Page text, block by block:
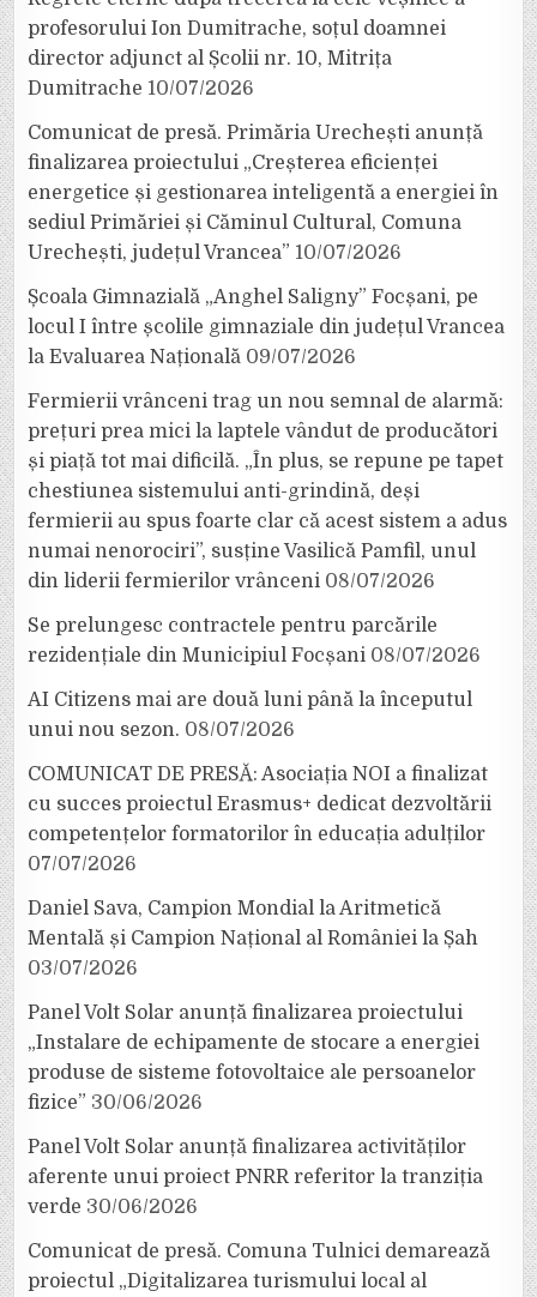
profesorului Ion Dumitrache, soțul doamnei
director adjunct al Școlii nr. 10, Mitrița
Dumitrache 10/07/2026
Comunicat de presă. Primăria Urechești anunță
finalizarea proiectului „Creșterea eficienței
energetice și gestionarea inteligentă a energiei în
sediul Primăriei și Căminul Cultural, Comuna
Urechești, județul Vrancea” 10/07/2026
Școala Gimnazială „Anghel Saligny” Focșani, pe
locul I între școlile gimnaziale din județul Vrancea
la Evaluarea Națională 09/07/2026
Fermierii vrânceni trag un nou semnal de alarmă:
prețuri prea mici la laptele vândut de producători
și piață tot mai dificilă. „În plus, se repune pe tapet
chestiunea sistemului anti-grindină, deși
fermierii au spus foarte clar că acest sistem a adus
numai nenorociri”, susține Vasilică Pamfil, unul
din liderii fermierilor vrânceni 08/07/2026
Se prelungesc contractele pentru parcările
rezidențiale din Municipiul Focșani 08/07/2026
AI Citizens mai are două luni până la începutul
unui nou sezon. 08/07/2026
COMUNICAT DE PRESĂ: Asociația NOI a finalizat
cu succes proiectul Erasmus+ dedicat dezvoltării
competențelor formatorilor în educația adulților
07/07/2026
Daniel Sava, Campion Mondial la Aritmetică
Mentală și Campion Național al României la Șah
03/07/2026
Panel Volt Solar anunță finalizarea proiectului
„Instalare de echipamente de stocare a energiei
produse de sisteme fotovoltaice ale persoanelor
fizice” 30/06/2026
Panel Volt Solar anunță finalizarea activităților
aferente unui proiect PNRR referitor la tranziția
verde 30/06/2026
Comunicat de presă. Comuna Tulnici demarează
proiectul „Digitalizarea turismului local al